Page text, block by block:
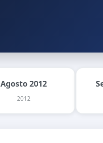
Agosto 2012
2012